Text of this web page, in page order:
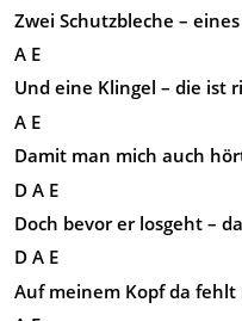
Zwei Schutzbleche –
A E
Und eine Klingel – die ist
A E
Damit man mich auch
D A E
Doch bevor er losgeht –
D A E
Auf meinem Kopf da fehlt